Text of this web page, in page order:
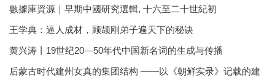
數據庫資源｜早期中國研究選輯, 十六至二十世紀初
王学典：逼人成材，顾颉刚弟子遍天下的秘诀
黄兴涛丨19世纪20—50年代中国新名词的生成与传播
后蒙古时代建州女真的集团结构 ——以《朝鲜实录》记载的建